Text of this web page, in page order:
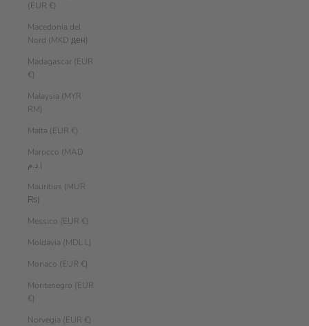
(EUR €)
Macedonia del
Nord (MKD ден)
Madagascar (EUR
€)
Malaysia (MYR
RM)
Malta (EUR €)
Marocco (MAD
د.م.)
Mauritius (MUR
₨)
Messico (EUR €)
Moldavia (MDL L)
Monaco (EUR €)
Montenegro (EUR
€)
Norvegia (EUR €)